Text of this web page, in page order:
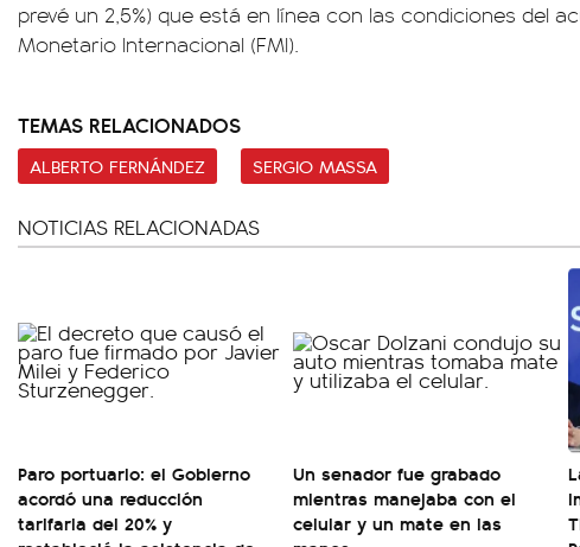
prevé un 2,5%) que está en línea con las condiciones del
Monetario Internacional (FMI).
TEMAS RELACIONADOS
ALBERTO FERNÁNDEZ SERGIO MASSA
NOTICIAS RELACIONADAS
Paro portuario: el Gobierno
acordó una reducción
tarifaria del 20% y
Un senador fue grabado
mientras manejaba con el
celular y un mate en las